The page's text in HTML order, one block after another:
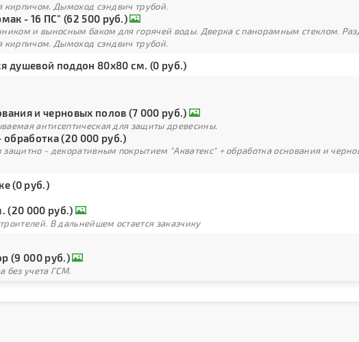
кирпичом. Дымоход сэндвич трубой.
- 16 ПС" (62 500 руб.)
и выносным баком для горячей воды. Дверка с панорамным стеклом.
кирпичом. Дымоход сэндвич трубой.
душевой поддон 80х80 см. (0 руб.)
и черновых полов (7 000 руб.)
антисептическая для защиты древесины.
обработка (20 000 руб.)
- декоративным покрытием "Акватекс" + обработка основания и
(0 руб.)
(20 000 руб.)
В дальнейшем остается заказчику
(9 000 руб.)
без учета ГСМ.